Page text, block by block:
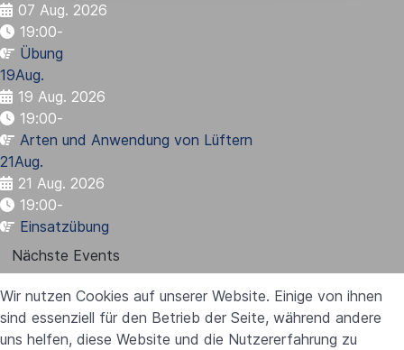
07 Aug. 2026
19:00-
Übung
19Aug.
19 Aug. 2026
19:00-
Arten und Anwendung von Lüftern
21Aug.
21 Aug. 2026
19:00-
Einsatzübung
Nächste Events
Wir nutzen Cookies auf unserer Website. Einige von ihnen
sind essenziell für den Betrieb der Seite, während andere
uns helfen, diese Website und die Nutzererfahrung zu